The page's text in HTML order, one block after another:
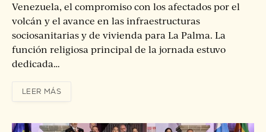
Venezuela, el compromiso con los afectados por el
volcán y el avance en las infraestructuras
sociosanitarias y de vivienda para La Palma. La
función religiosa principal de la jornada estuvo
dedicada…
LEER MÁS